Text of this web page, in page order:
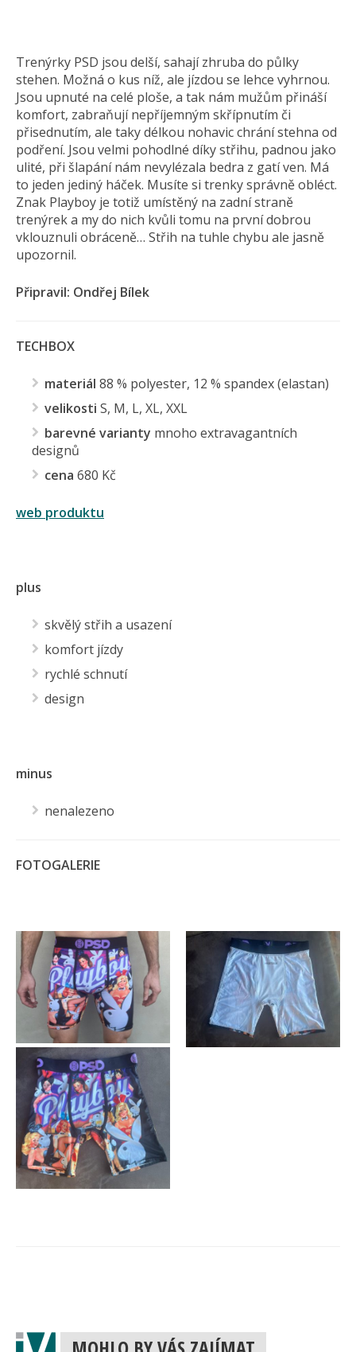
Trenýrky PSD jsou delší, sahají zhruba do půlky
stehen. Možná o kus níž, ale jízdou se lehce vyhrnou.
Jsou upnuté na celé ploše, a tak nám mužům přináší
komfort, zabraňují nepříjemným skřípnutím či
přisednutím, ale taky délkou nohavic chrání stehna od
podření. Jsou velmi pohodlné díky střihu, padnou jako
ulité, při šlapání nám nevylézala bedra z gatí ven. Má
to jeden jediný háček. Musíte si trenky správně obléct.
Znak Playboy je totiž umístěný na zadní straně
trenýrek a my do nich kvůli tomu na první dobrou
vklouznuli obráceně… Střih na tuhle chybu ale jasně
upozornil.
Připravil: Ondřej Bílek
TECHBOX
materiál 88 % polyester, 12 % spandex (elastan)
velikosti S, M, L, XL, XXL
barevné varianty mnoho extravagantních
designů
cena 680 Kč
web produktu
plus
skvělý střih a usazení
komfort jízdy
rychlé schnutí
design
minus
nenalezeno
FOTOGALERIE